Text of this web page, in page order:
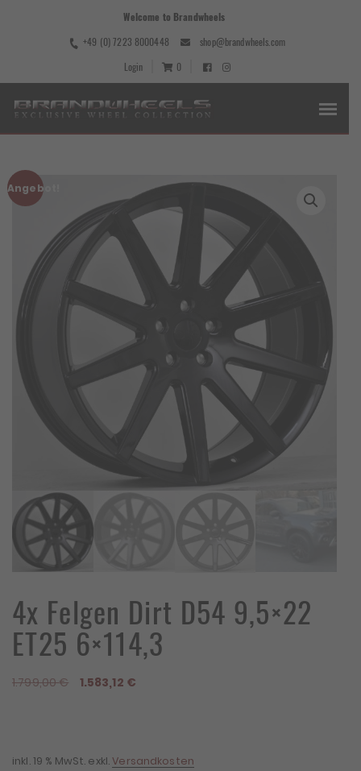
Welcome to Brandwheels
+49 (0) 7223 8000448
shop@brandwheels.com
Login
0
Angebot!
4x Felgen Dirt D54 9,5×22
ET25 6×114,3
1.799,00€
Ursprünglicher
1.583,12 €Aktueller
inkl. 19 % MwSt. exkl.Versandkosten